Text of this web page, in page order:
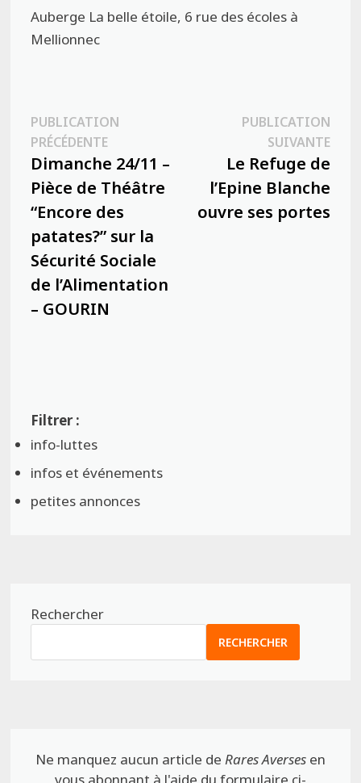
Auberge La belle étoile, 6 rue des écoles à
Mellionnec
Navigation
de
l’article
PUBLICATION
PRÉCÉDENTEPublication
précédente :
Dimanche 24/11 –
Pièce de Théâtre
“Encore des
patates?” sur la
Sécurité Sociale
de l’Alimentation
– GOURIN
PUBLICATION
SUIVANTE
Le Refuge de
l’Epine Blanche
ouvre ses portes
info-luttes
infos et événements
petites annonces
Rechercher
RECHERCHER
Ne manquez aucun article de Rares Aversesen